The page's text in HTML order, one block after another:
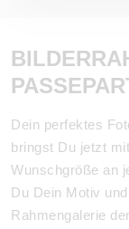
Dein perfektes
bringst Du jetzt
Wunschgröße an
Du Dein Motiv
Rahmengalerie